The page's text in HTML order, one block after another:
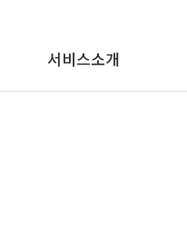
서비스소개